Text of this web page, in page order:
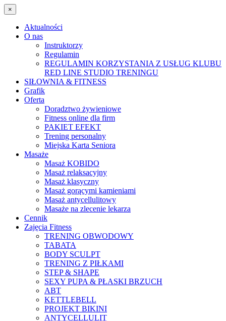
×
Aktualności
O nas
Instruktorzy
Regulamin
REGULAMIN KORZYSTANIA Z USŁUG KLUBU
RED LINE STUDIO TRENINGU
SIŁOWNIA & FITNESS
Grafik
Oferta
Doradztwo żywieniowe
Fitness online dla firm
PAKIET EFEKT
Trening personalny
Miejska Karta Seniora
Masaże
Masaż KOBIDO
Masaż relaksacyjny
Masaż klasyczny
Masaż gorącymi kamieniami
Masaż antycellulitowy
Masaże na zlecenie lekarza
Cennik
Zajęcia Fitness
TRENING OBWODOWY
TABATA
BODY SCULPT
TRENING Z PIŁKAMI
STEP & SHAPE
SEXY PUPA & PŁASKI BRZUCH
ABT
KETTLEBELL
PROJEKT BIKINI
ANTYCELLULIT